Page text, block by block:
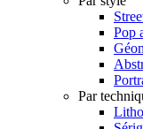
Pop
Par